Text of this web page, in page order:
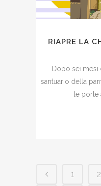
RIAPRE LA
Dopo sei mesi
santuario della
le porte
1 2